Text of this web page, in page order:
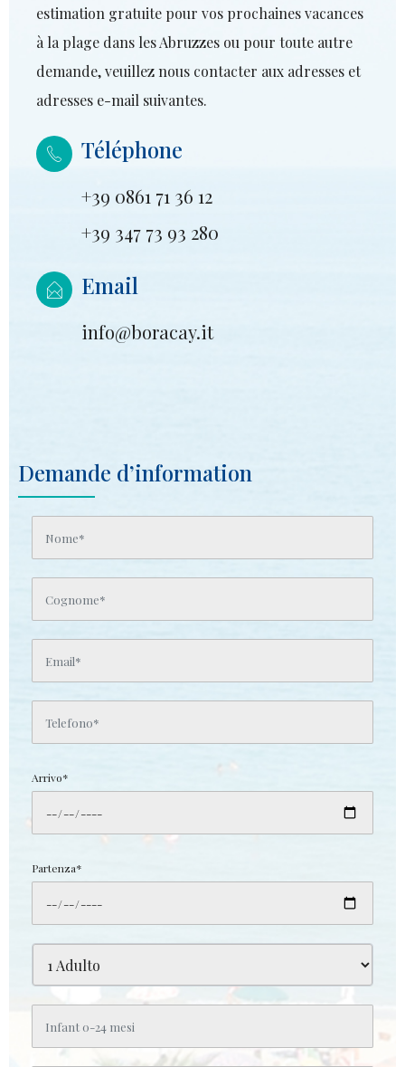
estimation gratuite pour vos prochaines vacances
à la plage dans les Abruzzes ou pour toute autre
demande, veuillez nous contacter aux adresses et
adresses e-mail suivantes.
Téléphone
+39 0861 71 36 12
+39 347 73 93 280
Email
info@boracay.it
Demande d’information
Arrivo*
Partenza*